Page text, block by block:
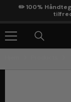
Gå Til Indhold
✏️ 100%